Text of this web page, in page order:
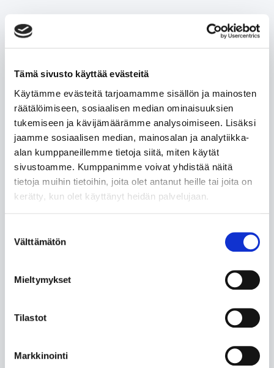
Tämä sivusto käyttää evästeitä
Käytämme evästeitä tarjoamamme sisällön ja mainosten
räätälöimiseen, sosiaalisen median ominaisuuksien
tukemiseen ja kävijämäärämme analysoimiseen. Lisäksi
jaamme sosiaalisen median, mainosalan ja analytiikka-
alan kumppaneillemme tietoja siitä, miten käytät
sivustoamme. Kumppanimme voivat yhdistää näitä
tietoja muihin tietoihin, joita olet antanut heille tai joita on
kerätty, kun olet käyttänyt heidän palvelujaan.
valinta
Välttämätön
Mieltymykset
Tilastot
Markkinointi
tarkoittaa käytännössä
Pohdinnoissa pyydetään miettimään tekoälyn
mahdollisuuksia kiertotaloudessa. Lähtöoletuksena on,
että lukija tuntee tekoälyn mahdollisuudet ja kaiken
mihin sillä pystyy. Kurssin sisältö keskittyy
kiertotalouteen,
Lue lisää
Lue lisää